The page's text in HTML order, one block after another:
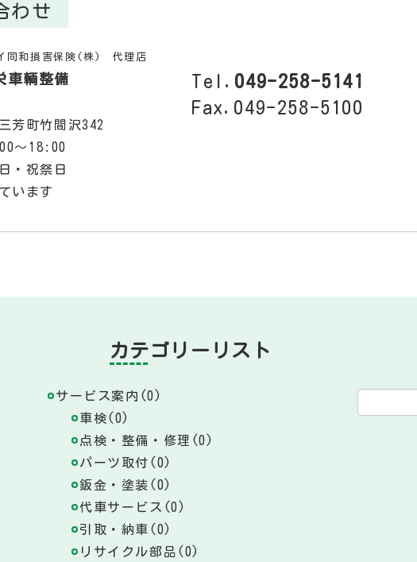
わせ
同和損害保険(株) 代理店
車輌整備
芳町竹間沢342
～18:00
・祝祭日
います
Tel. 049-258-5141
Fax.049-258-5100
カテゴリーリスト
サービス案内(0)
車検(0)
点検・整備・修理(0)
パーツ取付(0)
鈑金・塗装(0)
代車サービス(0)
引取・納車(0)
リサイクル部品(0)